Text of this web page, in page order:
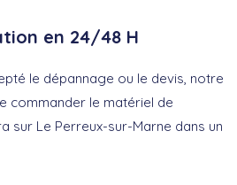
en 24/48 H
le dépannage ou le devis, notre
commander le matériel de
sur Le Perreux-sur-Marne dans un